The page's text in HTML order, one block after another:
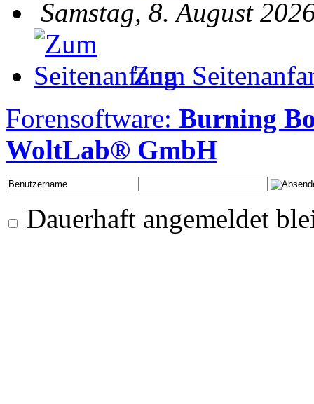
Samstag, 8. August
Zum
Forensoftware: Burning
WoltLab® GmbH
Dauerhaft angemeldet